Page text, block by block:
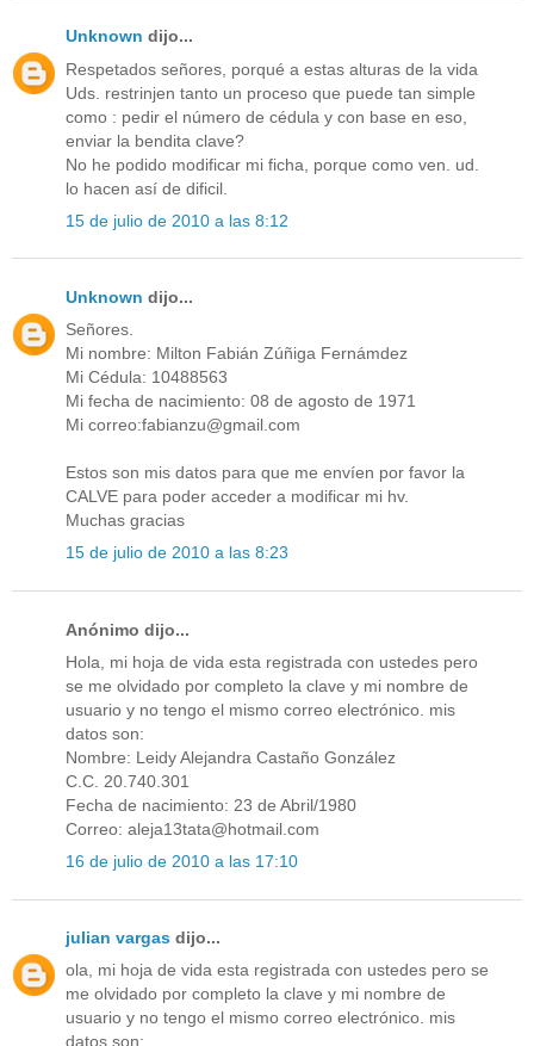
Unknown dijo...
Respetados señores, porqué a estas alturas de la vida
Uds. restrinjen tanto un proceso que puede tan simple
como : pedir el número de cédula y con base en eso,
enviar la bendita clave?
No he podido modificar mi ficha, porque como ven. ud.
lo hacen así de dificil.
15 de julio de 2010 a las 8:12
Unknown dijo...
Señores.
Mi nombre: Milton Fabián Zúñiga Fernámdez
Mi Cédula: 10488563
Mi fecha de nacimiento: 08 de agosto de 1971
Mi correo:fabianzu@gmail.com
Estos son mis datos para que me envíen por favor la
CALVE para poder acceder a modificar mi hv.
Muchas gracias
15 de julio de 2010 a las 8:23
Anónimo dijo...
Hola, mi hoja de vida esta registrada con ustedes pero
se me olvidado por completo la clave y mi nombre de
usuario y no tengo el mismo correo electrónico. mis
datos son:
Nombre: Leidy Alejandra Castaño González
C.C. 20.740.301
Fecha de nacimiento: 23 de Abril/1980
Correo: aleja13tata@hotmail.com
16 de julio de 2010 a las 17:10
julian vargas dijo...
ola, mi hoja de vida esta registrada con ustedes pero se
me olvidado por completo la clave y mi nombre de
usuario y no tengo el mismo correo electrónico. mis
datos son: